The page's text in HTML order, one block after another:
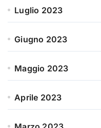
Luglio 2023
Giugno 2023
Maggio 2023
Aprile 2023